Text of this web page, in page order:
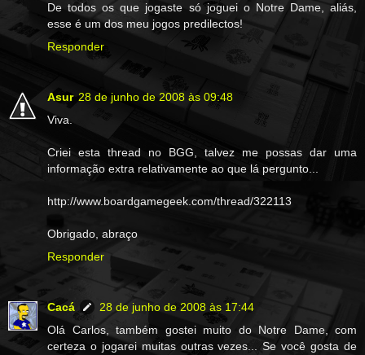
De todos os que jogaste só joguei o Notre Dame, aliás,
esse é um dos meu jogos predilectos!
Responder
Asur 28 de junho de 2008 às 09:48
Viva.
Criei esta thread no BGG, talvez me possas dar uma
informação extra relativamente ao que lá pergunto...
http://www.boardgamegeek.com/thread/322113
Obrigado, abraço
Responder
Cacá
28 de junho de 2008 às 17:44
Olá Carlos, também gostei muito do Notre Dame, com
certeza o jogarei muitas outras vezes... Se você gosta de